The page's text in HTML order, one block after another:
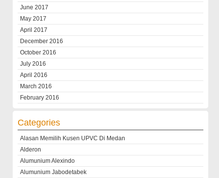
June 2017
May 2017
April 2017
December 2016
October 2016
July 2016
April 2016
March 2016
February 2016
Categories
Alasan Memilih Kusen UPVC Di Medan
Alderon
Alumunium Alexindo
Alumunium Jabodetabek